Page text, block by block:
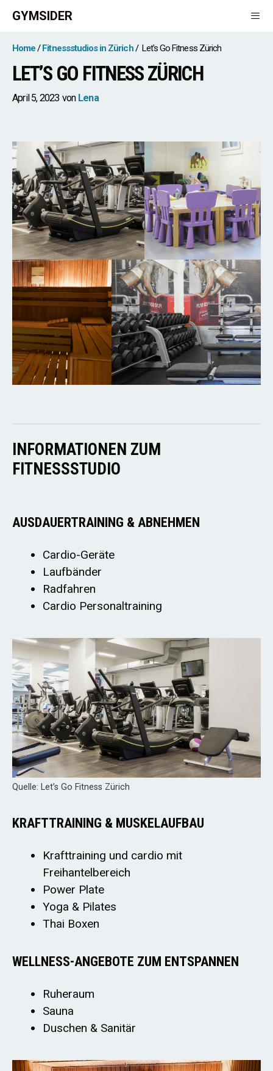
Zum
Inhalt
springen
GYMSIDER
Home Fitnessstudios in Zürich Let's Go Fitness Zürich
LET’S GO FITNESS ZÜRICH
April 5, 2023 von Lena
INFORMATIONEN ZUM
FITNESSSTUDIO
AUSDAUERTRAINING & ABNEHMEN
Cardio-Geräte
Laufbänder
Radfahren
Cardio Personaltraining
Quelle: Let’s Go Fitness Zürich
KRAFTTRAINING & MUSKELAUFBAU
Krafttraining und cardio mit
Freihantelbereich
Power Plate
Yoga & Pilates
Thai Boxen
WELLNESS-ANGEBOTE ZUM ENTSPANNEN
Ruheraum
Sauna
Duschen & Sanitär